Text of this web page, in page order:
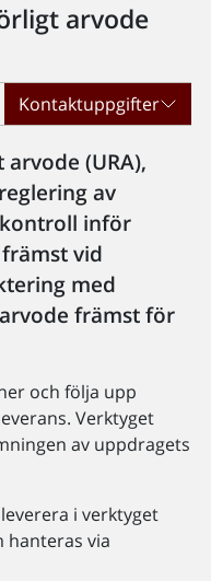
arvode
Kontaktuppgifter
(URA),
av
inför
vid
med
främst för
och följa upp
Verktyget
av uppdragets
i verktyget
hanteras via